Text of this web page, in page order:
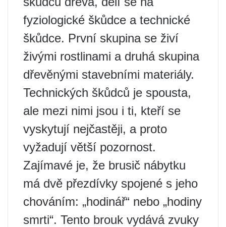
fyziologické škůdce a technické
škůdce. První skupina se živí
živými rostlinami a druhá skupina
dřevěnými stavebními materiály.
Technických škůdců je spousta,
ale mezi nimi jsou i ti, kteří se
vyskytují nejčastěji, a proto
vyžadují větší pozornost.
Zajímavé je, že brusič nábytku
má dvě přezdívky spojené s jeho
chováním: „hodinář“ nebo „hodiny
smrti“. Tento brouk vydává zvuky